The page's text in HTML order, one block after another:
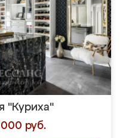
"Куриха"
руб.